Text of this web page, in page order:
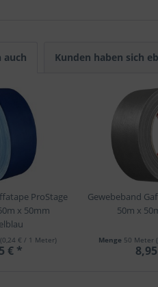
auch Kunden haben sich
ProStage
x 50mm
(0,24 € / 1 Meter)
€ *
Gewebeband
50m x
Menge 50 Meter